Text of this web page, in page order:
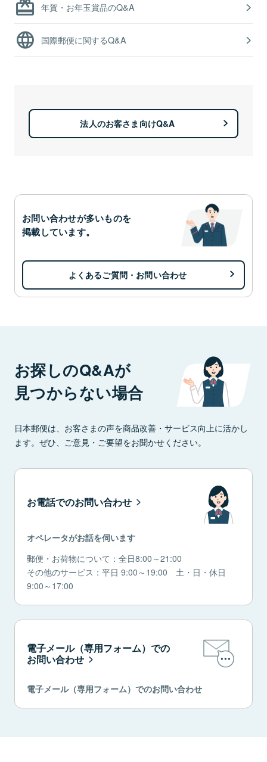
年賀・お年玉賞品のQ&A
国際郵便に関するQ&A
法人のお客さま向けQ&A
お問い合わせが多いものを
掲載しています。
よくあるご質問・お問い合わせ
お探しのQ&Aが
見つからない場合
日本郵便は、お客さまの声を商品改善・サービス向上に活かし
ます。ぜひ、ご意見・ご要望をお聞かせください。
お電話でのお問い合わせ
オペレータがお話を伺います
郵便・お荷物について：全日8:00～21:00
その他のサービス：平日 9:00～19:00 土・日・休日
9:00～17:00
電子メール（専用フォーム）での
お問い合わせ
電子メール（専用フォーム）でのお問い合わせ